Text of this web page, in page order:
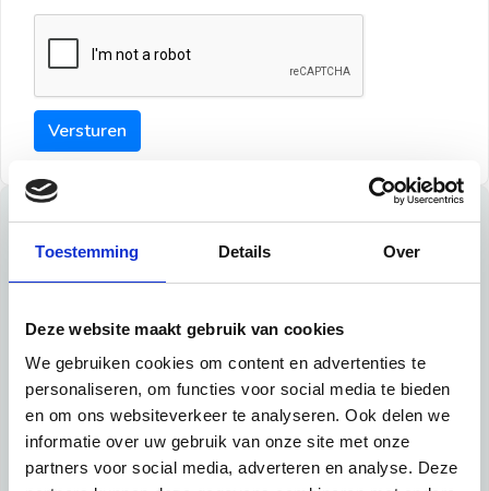
Toestemming Details Over
Deze website maakt gebruik van cookies
We gebruiken cookies om content en advertenties te
personaliseren, om functies voor social media te bieden
en om ons websiteverkeer te analyseren. Ook delen we
informatie over uw gebruik van onze site met onze
partners voor social media, adverteren en analyse. Deze
Versturen
Tips
Tip 1:
Schrijf een duidelijke introductie en geef de volgende
informatie mee:
Ben je student, werkachtig of werkzoekend